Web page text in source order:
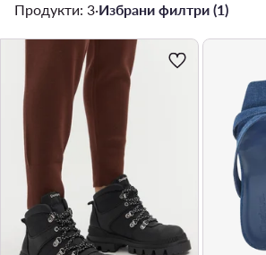
Продукти: 3·Избрани филтри (1)